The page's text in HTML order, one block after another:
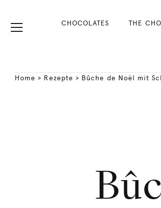
CHOCOLATES THE
Home > Rezepte > Bûche de Noël mit